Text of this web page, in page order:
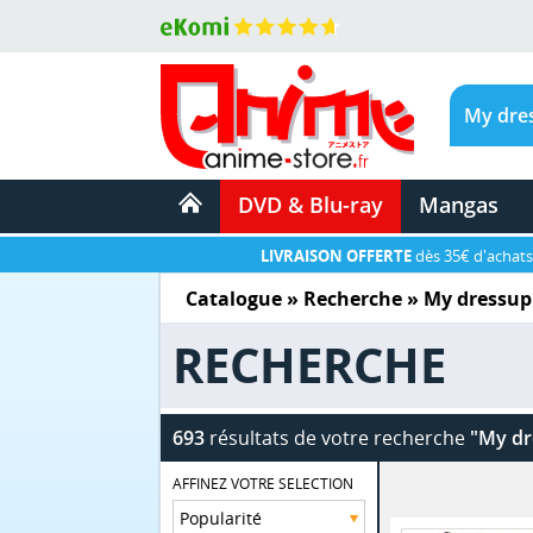
DVD & Blu-ray Mangas
LIVRAISON OFFERTEdès 35€
Catalogue» Recherche » My
RECHERCHE
693résultats de votre recherche "My
AFFINEZ VOTRE SELECTION